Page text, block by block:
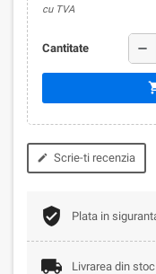
cu TVA
Cantitate remove
edit Scrie-ti recenzia
Plata in
Livrarea din